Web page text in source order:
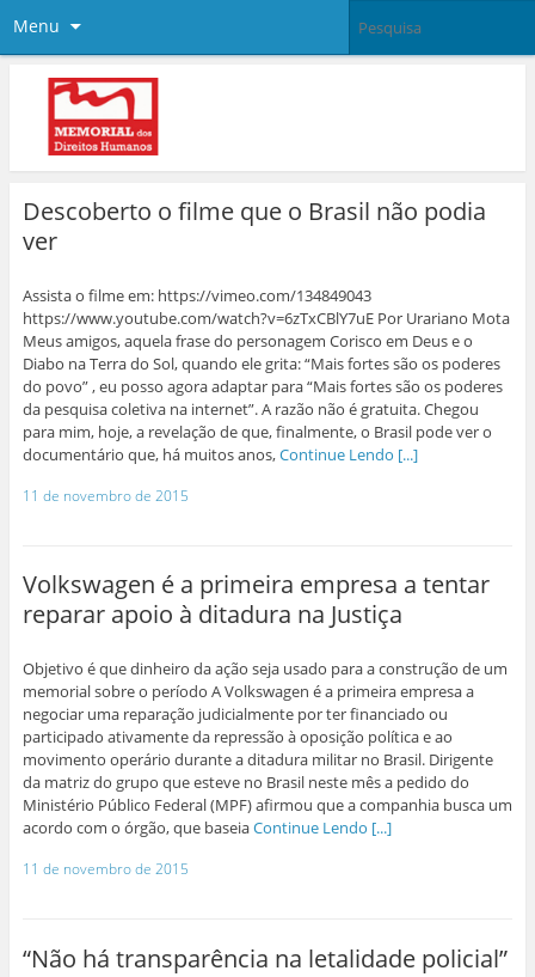
Menu
Descoberto o filme que o Brasil não podia
ver
Assista o filme em: https://vimeo.com/134849043
https://www.youtube.com/watch?v=6zTxCBlY7uE Por Urariano Mota
Meus amigos, aquela frase do personagem Corisco em Deus e o
Diabo na Terra do Sol, quando ele grita: “Mais fortes são os poderes
do povo” , eu posso agora adaptar para “Mais fortes são os poderes
da pesquisa coletiva na internet”. A razão não é gratuita. Chegou
para mim, hoje, a revelação de que, finalmente, o Brasil pode ver o
documentário que, há muitos anos,Continue Lendo [...]
11 de novembro de 2015
Volkswagen é a primeira empresa a tentar
reparar apoio à ditadura na Justiça
Objetivo é que dinheiro da ação seja usado para a construção de um
memorial sobre o período A Volkswagen é a primeira empresa a
negociar uma reparação judicialmente por ter financiado ou
participado ativamente da repressão à oposição política e ao
movimento operário durante a ditadura militar no Brasil. Dirigente
da matriz do grupo que esteve no Brasil neste mês a pedido do
Ministério Público Federal (MPF) afirmou que a companhia busca um
acordo com o órgão, que baseiaContinue Lendo [...]
11 de novembro de 2015
“Não há transparência na letalidade policial”